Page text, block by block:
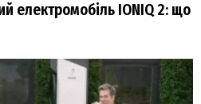
електромобіль IONIQ 2: що